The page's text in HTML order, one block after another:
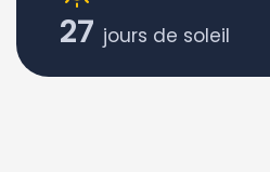
27 jours de soleil